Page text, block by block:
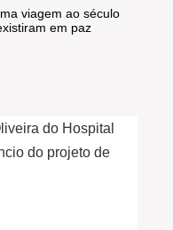
viagem ao século
em paz